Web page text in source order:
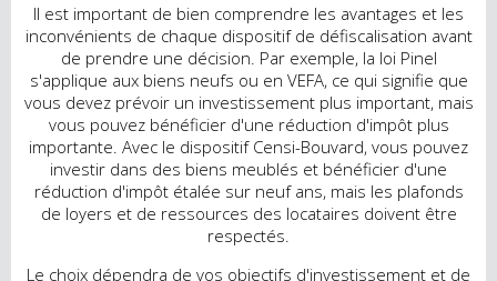
Il est important de bien comprendre les avantages et les
inconvénients de chaque dispositif de défiscalisation avant
de prendre une décision. Par exemple, la loi Pinel
s'applique aux biens neufs ou en VEFA, ce qui signifie que
vous devez prévoir un investissement plus important, mais
vous pouvez bénéficier d'une réduction d'impôt plus
importante. Avec le dispositif Censi-Bouvard, vous pouvez
investir dans des biens meublés et bénéficier d'une
réduction d'impôt étalée sur neuf ans, mais les plafonds
de loyers et de ressources des locataires doivent être
respectés.
Le choix dépendra de vos objectifs d'investissement et de